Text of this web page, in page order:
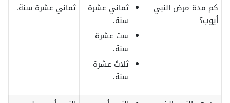
كم مدة مرض النبي
أيوب؟
ثماني عشرة
سنة.
ست عشرة
سنة.
ثلاث عشرة
سنة.
ثماني عشرة سنة.